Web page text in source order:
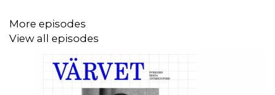
PRODUCENT: Mattias Åsén
More episodes
View all episodes